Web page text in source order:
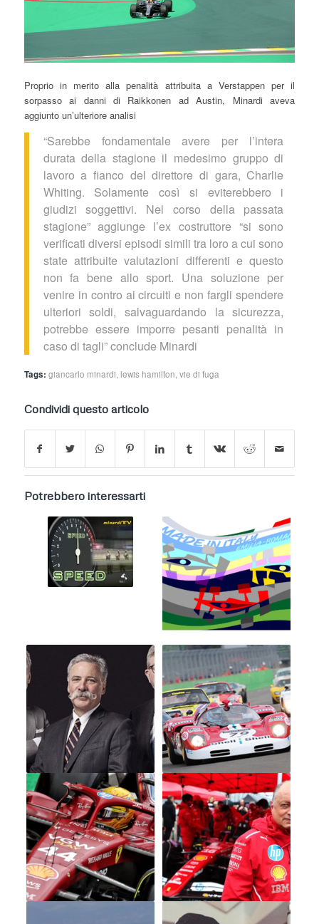
Proprio in merito alla penalità attribuita a Verstappen per il
sorpasso ai danni di Raikkonen ad Austin, Minardi aveva
aggiunto un’ulteriore analisi
“Sarebbe fondamentale avere per l’intera
durata della stagione il medesimo gruppo di
lavoro a fianco del direttore di gara, Charlie
Whiting. Solamente così si eviterebbero i
giudizi soggettivi. Nel corso della passata
stagione” aggiunge l’ex costruttore “si sono
verificati diversi episodi simili tra loro a cui sono
state attribuite valutazioni differenti e questo
non fa bene allo sport. Una soluzione per
venire in contro ai circuiti e non fargli spendere
ulteriori soldi, salvaguardando la sicurezza,
potrebbe essere imporre pesanti penalità in
caso di tagli” conclude Minardi
Tags: giancarlo minardi lewis hamilton vie di fuga
Condividi questo articolo
Potrebbero interessarti